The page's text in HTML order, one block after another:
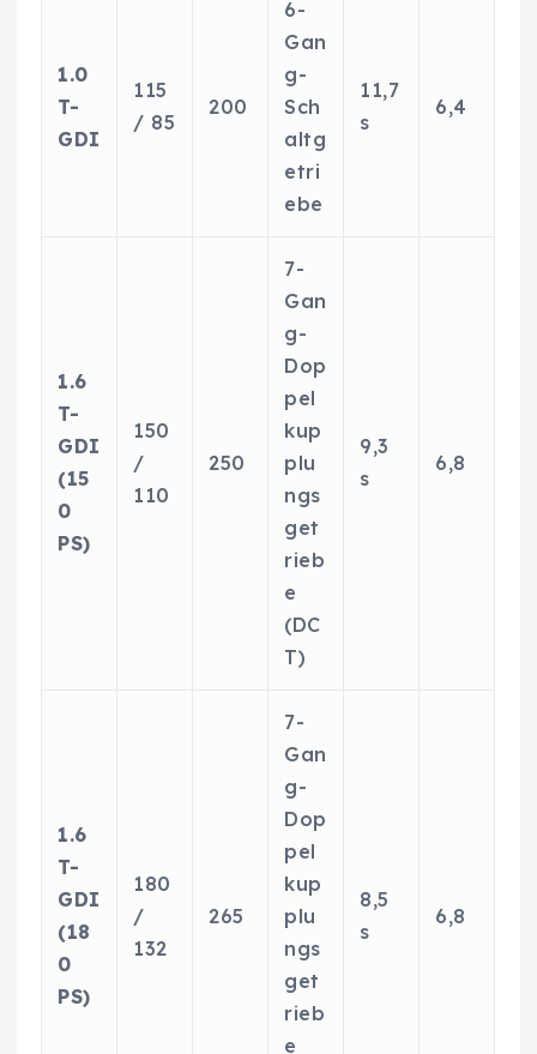
1.0
T-
GDI
115
/ 85
200
6-
Gan
g-
Sch
altg
etri
ebe
11,7
s
6,4
1.6
T-
GDI
(15
0
PS)
150
/
110
250
7-
Gan
g-
Dop
pel
kup
plu
ngs
get
rieb
e
(DC
T)
9,3
s
6,8
1.6
T-
GDI
(18
0
PS)
180
/
132
265
7-
Gan
g-
Dop
pel
kup
plu
ngs
get
rieb
e
8,5
s
6,8